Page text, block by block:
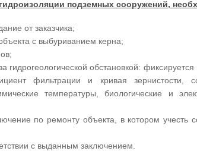
подземных сооружений,
от заказчика;
с выбуриванием керна;
гидрогеологической обстановкой:
фильтрации и кривая зернистости,
температуры, биологические и
по ремонту объекта, в котором учесть
с выданным заключением.